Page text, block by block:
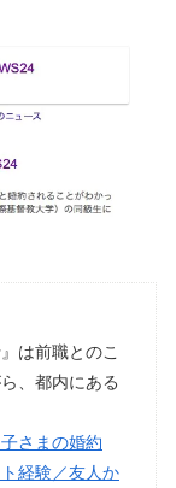
は前職とのこ
、都内にある
さまの婚約
経験／友人か